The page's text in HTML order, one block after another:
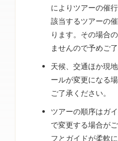
によりツアーの催
該当するツアーの
ります。その場合
ませんので予めご
天候、交通ほか現
ールが変更になる
ご了承ください。
ツアーの順序はガ
で変更する場合が
フとガイドが柔軟